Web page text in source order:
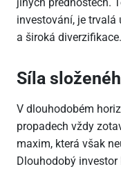
investování, je trvalá
a široká diverzifikace.
Síla
V dlouhodobém
propadech vždy
maxim, která však
Dlouhodobý